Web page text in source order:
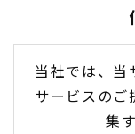
当社では、当
サービスのご
集